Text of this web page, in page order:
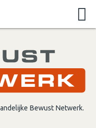
Bewust Netwerk.